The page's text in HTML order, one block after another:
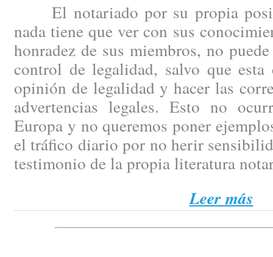
El notariado por su propia
nada tiene que ver con sus
honradez de sus miembros, no
control de legalidad, salvo que
opinión de legalidad y hacer las
advertencias legales. Esto no
Europa y no queremos poner
el tráfico diario por no herir
testimonio de la propia literatura
Leer más